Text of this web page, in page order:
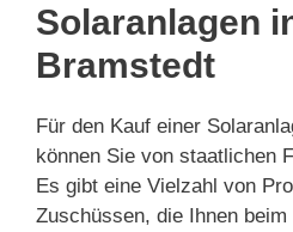
Solaranlagen
Bramstedt
Für den Kauf einer
können Sie von staatlichen
Es gibt eine Vielzahl von
Zuschüssen, die Ihnen